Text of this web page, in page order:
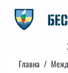
content
Главна